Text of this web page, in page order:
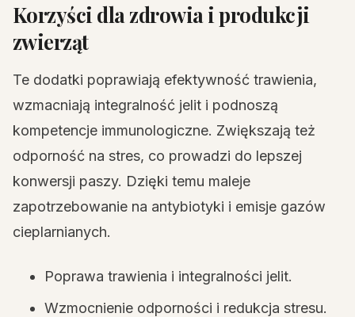
Korzyści dla zdrowia i produkcji
zwierząt
Te dodatki poprawiają efektywność trawienia,
wzmacniają integralność jelit i podnoszą
kompetencje immunologiczne. Zwiększają też
odporność na stres, co prowadzi do lepszej
konwersji paszy. Dzięki temu maleje
zapotrzebowanie na antybiotyki i emisje gazów
cieplarnianych.
Poprawa trawienia i integralności jelit.
Wzmocnienie odporności i redukcja stresu.